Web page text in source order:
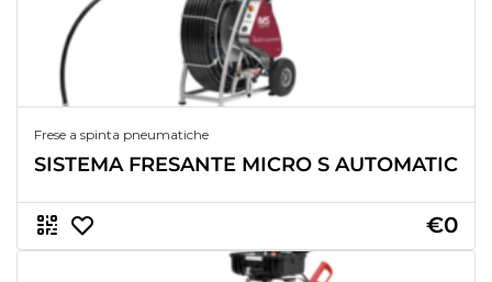
Frese a spinta pneumatiche
SISTEMA FRESANTE MICRO S AUTOMATIC
€0